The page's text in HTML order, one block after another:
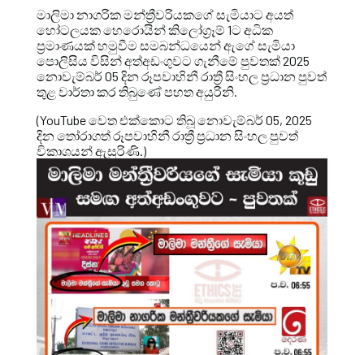
මාලිමා නාගරික මන්ත්‍රීවරියකගේ සැමියාට අයත්
හෝටලයක හෙරොයින් කිලෝග්‍රෑම් 1ට අධික
ප්‍රමාණයක් හමුවීම සමබන්ධයෙන් ඇගේ සැමියා
පොලිසිය විසින් අත්අඩංගුවට ගැනීමේ පුවතක් 2025
නොවැම්බර් 05 දින රූපවාහිනී රාත්‍රී සිංහල ප්‍රධාන පුවත්
තුළ වාර්තා කර තිබුණේ පහත අයුරිනි.
(YouTube වෙත එක්කොට තිබූ නොවැම්බර් 05, 2025
දින තෝරාගත් රූපවාහිනී රාත්‍රී ප්‍රධාන සිංහල පුවත්
විකාශයන් ඇසුරිණි.)